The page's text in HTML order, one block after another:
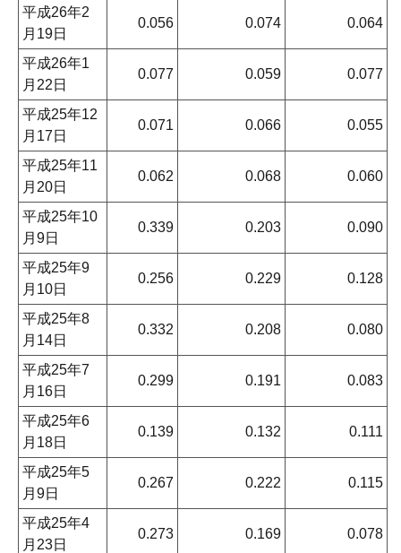
平成26年2
月19日
0.056 0.074 0.064
平成26年1
月22日
0.077 0.059 0.077
平成25年12
月17日
0.071 0.066 0.055
平成25年11
月20日
0.062 0.068 0.060
平成25年10
月9日
0.339 0.203 0.090
平成25年9
月10日
0.256 0.229 0.128
平成25年8
月14日
0.332 0.208 0.080
平成25年7
月16日
0.299 0.191 0.083
平成25年6
月18日
0.139 0.132 0.111
平成25年5
月9日
0.267 0.222 0.115
平成25年4
月23日
0.273 0.169 0.078